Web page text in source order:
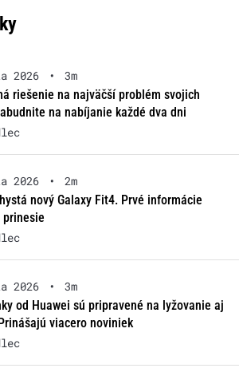
2026 •
3m
riešenie na najväčší problém svojich
na nabíjanie každé dva dni
2026 •
2m
nový Galaxy Fit4. Prvé informácie
2026 •
3m
od Huawei sú pripravené na lyžovanie aj
viacero noviniek